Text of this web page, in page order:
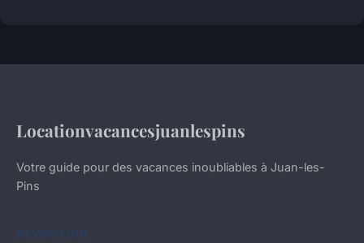
Locationvacancesjuanlespins
Votre guide pour des vacances inoubliables à Juan-les-
Pins
NAVIGATION